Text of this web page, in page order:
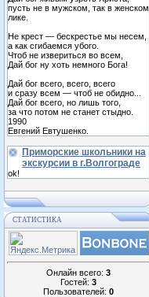
пусть не в мужском, так в женском
лике.
Не крест — бескрестье мы несем,
а как сгибаемся убого.
Чтоб не извериться во всем,
Дай бог ну хоть немного Бога!
Дай бог всего, всего, всего
и сразу всем — чтоб не обидно...
Дай бог всего, но лишь того,
за что потом не станет стыдно.
1990
Евгений Евтушенко.
Приморские школьники на
экскурсии в г.Волгограде
ok!
СТАТИСТИКА
Онлайн всего: 3
Гостей: 3
Пользователей: 0